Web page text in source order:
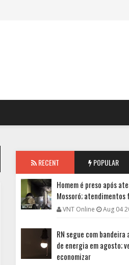
RECENT POPULAR
Homem é preso após
Mossoró; atendimentos
VNT Online Aug 04
RN segue com
de energia em agosto;
economizar